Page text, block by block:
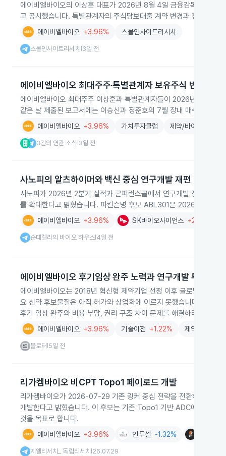
에이비엘바이오의 이상훈 대표가 2026년 8월 4일 금융감독원 전자
고 공시했습니다. 특별관계자의 주식담보대출 계약 변경과 장내거래
에이비엘바이오 +3.96% 스몰인사이트리서치
스몰인사이트리서치 3일 전
에이비엘바이오 최대주주·특별관계자 보유주식 변동 공시
에이비엘바이오 최대주주 이상훈과 특별관계자들이 2026년 8월 4
같은 날 제출된 보고서에는 이승신과 정준호의 7월 장내 매수·매도
에이비엘바이오 +3.96% 가치투자클럽 제약/바이오/미용
3건의 연관 소식 3일 전
사노피의 알츠하이머와 백신 중심 연구개발 재편
사노피가 2026년 2분기 실적과 콘퍼런스콜에서 연구개발 전략을 재
를 확대한다고 밝혔습니다. 파킨슨병 후보 ABL301은 2026년 초 우
에이비엘바이오 +3.96% SK바이오사이언스 +2.65%
순대렐라의 바이오 하우스 4일 전
에이비엘바이오 후기임상 완주 노력과 연구개발 투자 확대
에이비엘바이오는 2018년 혁신형 제약기업 선정 이후 글로벌 제약사
요 신약 후보물질은 아직 허가와 상업화에 이르지 못했습니다. 2024
후기 임상 완주와 비용 부담, 권리 구조 차이 문제를 해결하려는 노력
에이비엘바이오 +3.96% 기술이전 +1.22% 제약
블로터 5일 전
리가켐바이오 비CPT Topo1 페이로드 개발
리가켐바이오가 2026-07-29 기존 링커 중심 전략을 전환하고 화학
개발한다고 밝혔습니다. 이 후보는 기존 Topo1 기반 ADC에 내성을
것을 목표로 합니다.
에이비엘바이오 +3.96% 인투셀 -1.32%
지엘리서치_ 독립리서치 26.07.29